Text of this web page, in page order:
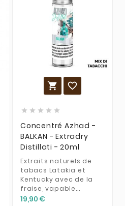
 
    
Concentré Azhad -
BALKAN - Extradry
Distillati - 20ml
Extraits naturels de
tabacs Latakia et
Kentucky avec de la
fraise, vapable...
19,90 €